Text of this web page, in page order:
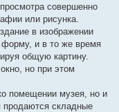
совершенно
или рисунка.
в изображении
форму, и в то же время
общую картину.
но при этом
помещении музея, но и
продаются складные